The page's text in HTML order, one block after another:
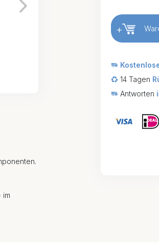
im
+
14 Tagen
Antworten